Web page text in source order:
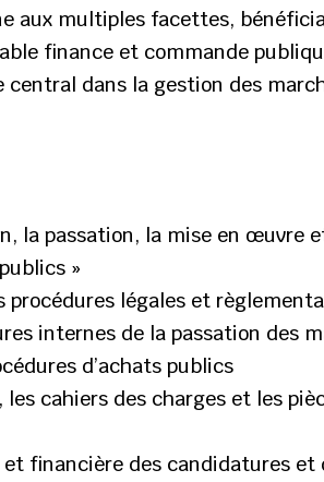
aux multiples facettes,
finance et commande
central dans la gestion des
la passation, la mise en œuvre
»
légales et
internes de la passation des
d’achats publics
les cahiers des charges et les
financière des candidatures et